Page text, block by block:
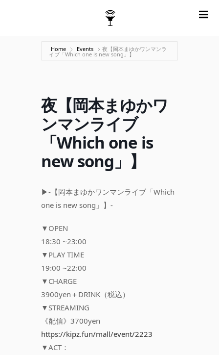
Home Events 夜【岡本まゆかワンマンラ
イブ「Which one is new song」】
夜【岡本まゆかワ
ンマンライブ
「Which one is
new song」】
▶︎-【岡本まゆかワンマンライブ「Which
one is new song」】-
▼OPEN
18:30 ~23:00
▼PLAY TIME
19:00 ~22:00
▼CHARGE
3900yen＋DRINK（税込）
▼STREAMING
《配信》3700yen
https://kipz.fun/mall/event/2223
▼ACT：